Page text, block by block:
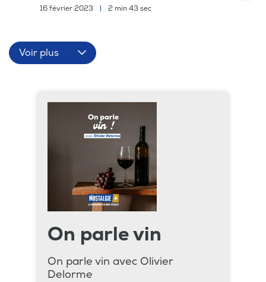
16 février 2023 | 2 min 43 sec
Voir plus
On parle vin
On parle vin avec Olivier
Delorme